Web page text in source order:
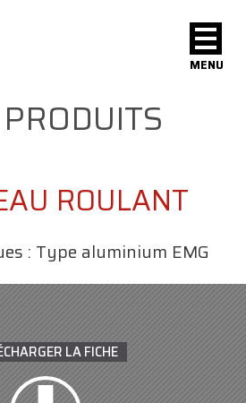
MENU
ROULANT
: Type aluminium EMG
LA FICHE